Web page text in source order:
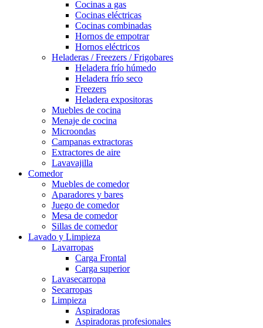
Cocinas a gas
Cocinas eléctricas
Cocinas combinadas
Hornos de empotrar
Hornos eléctricos
Heladeras / Freezers / Frigobares
Heladera frío húmedo
Heladera frío seco
Freezers
Heladera expositoras
Muebles de cocina
Menaje de cocina
Microondas
Campanas extractoras
Extractores de aire
Lavavajilla
Comedor
Muebles de comedor
Aparadores y bares
Juego de comedor
Mesa de comedor
Sillas de comedor
Lavado y Limpieza
Lavarropas
Carga Frontal
Carga superior
Lavasecarropa
Secarropas
Limpieza
Aspiradoras
Aspiradoras profesionales